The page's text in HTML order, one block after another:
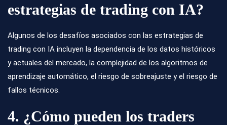
estrategias de trading con IA?
Algunos de los desafíos asociados con las estrategias de
trading con IA incluyen la dependencia de los datos históricos
y actuales del mercado, la complejidad de los algoritmos de
aprendizaje automático, el riesgo de sobreajuste y el riesgo de
fallos técnicos.
4. ¿Cómo pueden los traders